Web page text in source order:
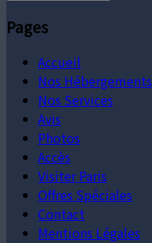
Pages
Accueil
Nos Hébergements
Nos Services
Avis
Photos
Accès
Visiter Paris
Offres Spéciales
Contact
Mentions Légales